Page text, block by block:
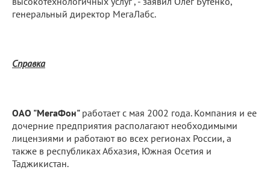
генеральный директор МегаЛабс.
Справка
ОАО "МегаФон" работает с мая 2002 года. Компания и ее
дочерние предприятия располагают необходимыми
лицензиями и работают во всех регионах России, а
также в республиках Абхазия, Южная Осетия и
Таджикистан.